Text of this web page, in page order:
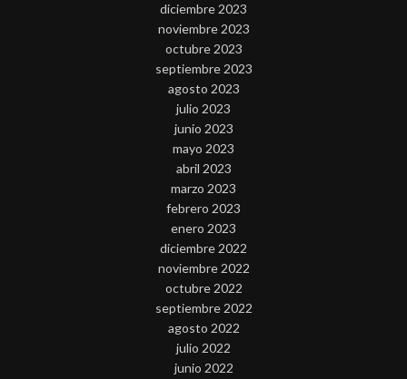
diciembre 2023
noviembre 2023
octubre 2023
septiembre 2023
agosto 2023
julio 2023
junio 2023
mayo 2023
abril 2023
marzo 2023
febrero 2023
enero 2023
diciembre 2022
noviembre 2022
octubre 2022
septiembre 2022
agosto 2022
julio 2022
junio 2022